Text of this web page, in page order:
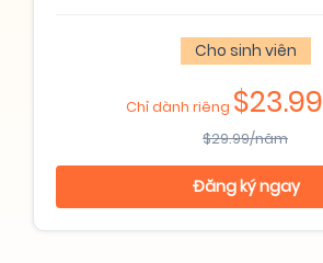
Cho sinh viên
Chỉ dành riêng $23.99
$29.99/năm
Đăng ký ngay